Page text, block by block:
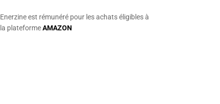
Enerzine est rémunéré pour les achats éligibles à
la plateformeAMAZON